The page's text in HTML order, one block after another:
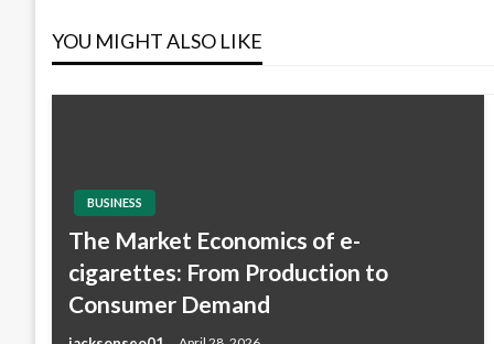
YOU MIGHT ALSO LIKE
BUSINESS
The Market Economics of e-
cigarettes: From Production to
Consumer Demand